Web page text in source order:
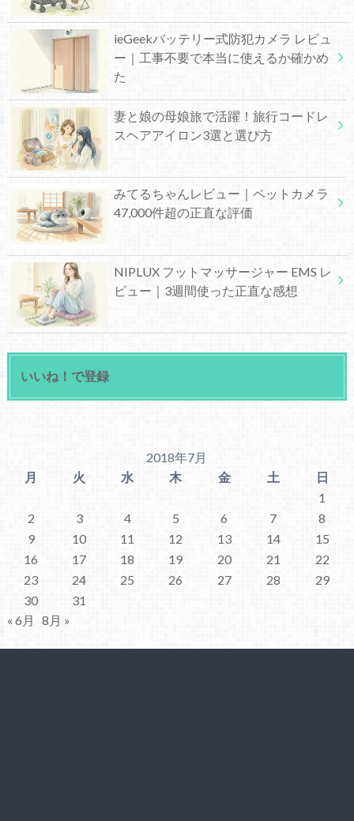
ieGeekバッテリー式防犯カメラ レビュ
ー｜工事不要で本当に使えるか確かめ
た
妻と娘の母娘旅で活躍！旅行コードレ
スヘアアイロン3選と選び方
みてるちゃんレビュー｜ペットカメラ
47,000件超の正直な評価
NIPLUX フットマッサージャー EMS レ
ビュー｜3週間使った正直な感想
いいね！で登録
2018年7月
月
火 水 木 金 土
日
1
2
3 4 5 6 7
8
9
10 11 12 13 14
15
16
17 18 19 20 21
22
23
24 25 26 27 28
29
30
31
« 6月
8月 »